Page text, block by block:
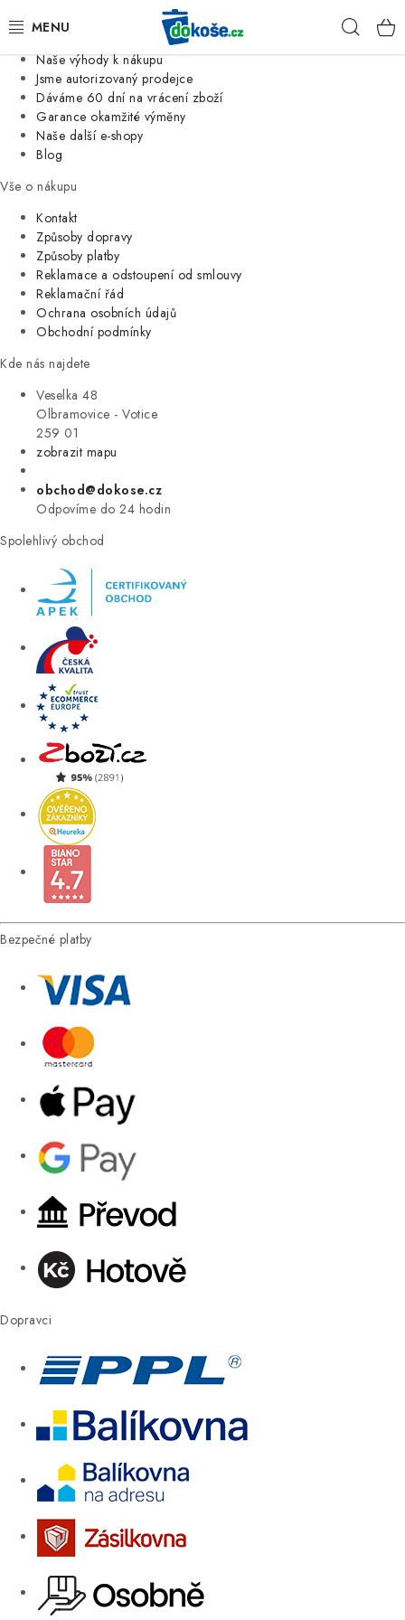
Jsme tradiční česká firma
Naše výhody k nákupu
Jsme autorizovaný prodejce
Dáváme 60 dní na vrácení zboží
Garance okamžité výměny
Naše další e-shopy
Blog
Vše o nákupu
Kontakt
Způsoby dopravy
Způsoby platby
Reklamace a odstoupení od smlouvy
Reklamační řád
Ochrana osobních údajů
Obchodní podmínky
Kde nás najdete
Veselka 48
Olbramovice - Votice
259 01
zobrazit mapu
obchod@dokose.cz
Odpovíme do 24 hodin
Spolehlivý obchod
Bezpečné platby
Dopravci
KOŠE
SÁČKY
KUCHYNĚ
ORGANIZACE
DOMÁCNOST
ÚKLID
VÝPRODEJ
ZNAČKY
Úvod Kontakt Blog
Moje objednávka